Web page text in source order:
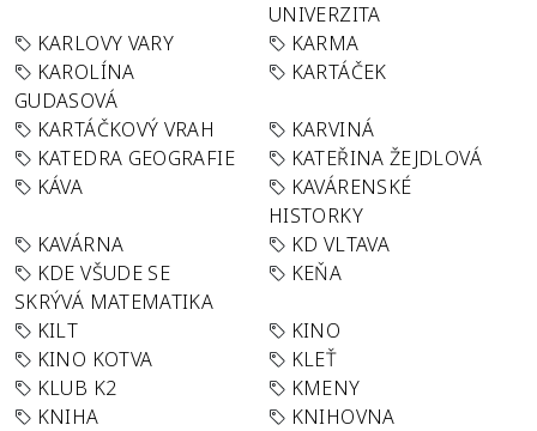
UNIVERZITA
KARLOVY VARY
KARMA
KAROLÍNA
GUDASOVÁ
KARTÁČEK
KARTÁČKOVÝ VRAH
KARVINÁ
KATEDRA GEOGRAFIE
KATEŘINA ŽEJDLOVÁ
KÁVA
KAVÁRENSKÉ
HISTORKY
KAVÁRNA
KD VLTAVA
KDE VŠUDE SE
SKRÝVÁ MATEMATIKA
KEŇA
KILT
KINO
KINO KOTVA
KLEŤ
KLUB K2
KMENY
KNIHA
KNIHOVNA